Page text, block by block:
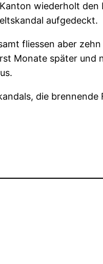
wiederholt den
aufgedeckt.
fliessen aber
Monate später und
die brennende